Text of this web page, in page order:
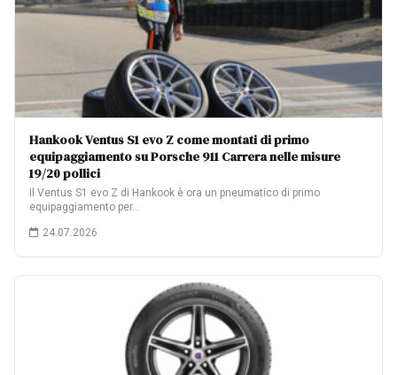
Hankook Ventus S1 evo Z come montati di primo
equipaggiamento su Porsche 911 Carrera nelle misure
19/20 pollici
Il Ventus S1 evo Z di Hankook è ora un pneumatico di primo
equipaggiamento per…
24.07.2026